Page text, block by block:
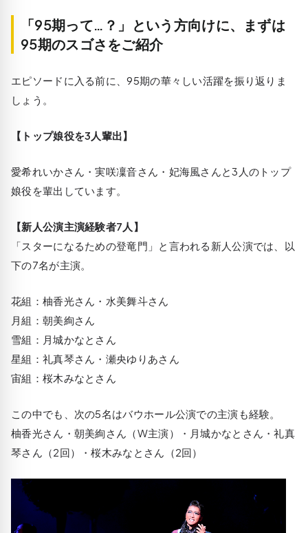
「95期って…？」という方向けに、まずは
95期のスゴさをご紹介
エピソードに入る前に、95期の華々しい活躍を振り返りま
しょう。
【トップ娘役を3人輩出】
愛希れいかさん・実咲凜音さん・妃海風さんと3人のトップ
娘役を輩出しています。
【新人公演主演経験者7人】
「スターになるための登竜門」と言われる新人公演では、以
下の7名が主演。
花組：柚香光さん・水美舞斗さん
月組：朝美絢さん
雪組：月城かなとさん
星組：礼真琴さん・瀬央ゆりあさん
宙組：桜木みなとさん
この中でも、次の5名はバウホール公演での主演も経験。
柚香光さん・朝美絢さん（W主演）・月城かなとさん・礼真
琴さん（2回）・桜木みなとさん（2回）